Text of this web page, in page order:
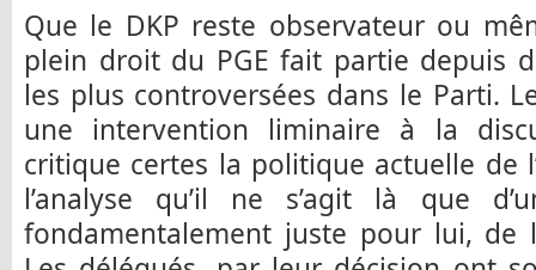
Que le DKP reste observateur ou
plein droit du PGE fait partie depuis
les plus controversées dans le Parti.
une intervention liminaire à la
critique certes la politique actuelle de
l’analyse qu’il ne s’agit là que
fondamentalement juste pour lui, de